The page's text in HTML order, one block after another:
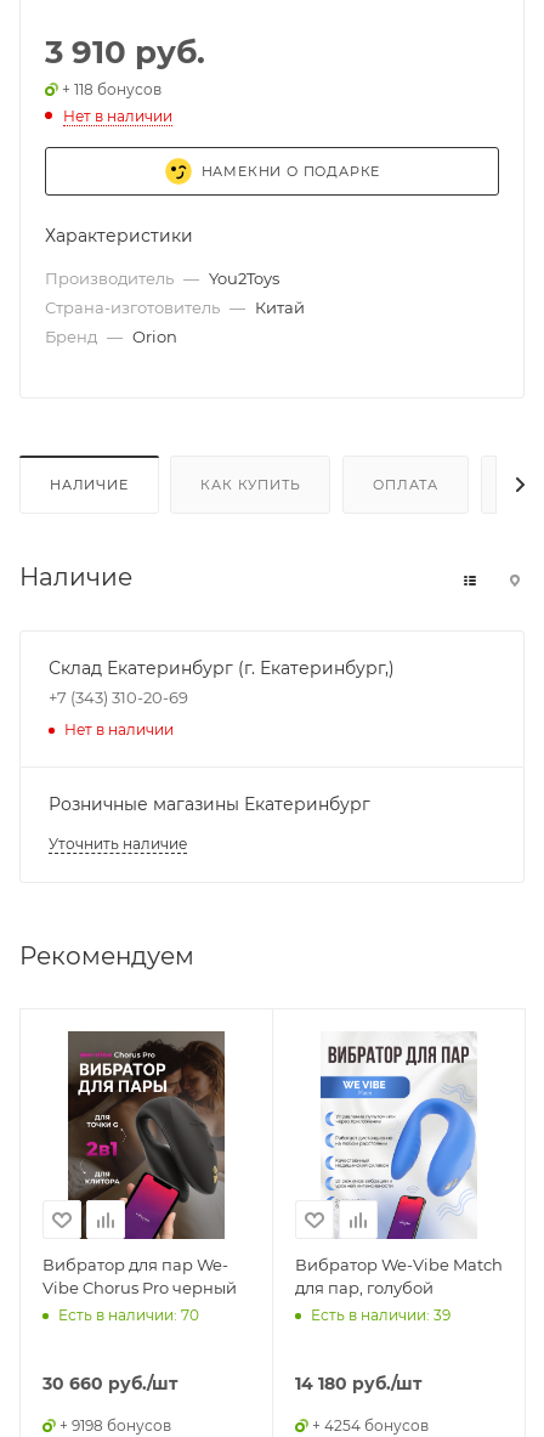
3 910 руб.
+ 118 бонусов
Нет в наличии
НАМЕКНИ О ПОДАРКЕ
Характеристики
Производитель — You2Toys
Страна-изготовитель — Китай
Бренд — Orion
НАЛИЧИЕ КАК КУПИТЬ ОПЛАТА
Наличие
Склад Екатеринбург (г. Екатеринбург,)
+7 (343) 310-20-69
Нет в наличии
Розничные магазины Екатеринбург
Уточнить наличие
Рекомендуем
Вибратор для пар We-
Vibe Chorus Pro черный
Есть в наличии: 70
30 660 руб./шт
+ 9198 бонусов
Вибратор We-Vibe Match
для пар, голубой
Есть в наличии: 39
14 180 руб./шт
+ 4254 бонусов